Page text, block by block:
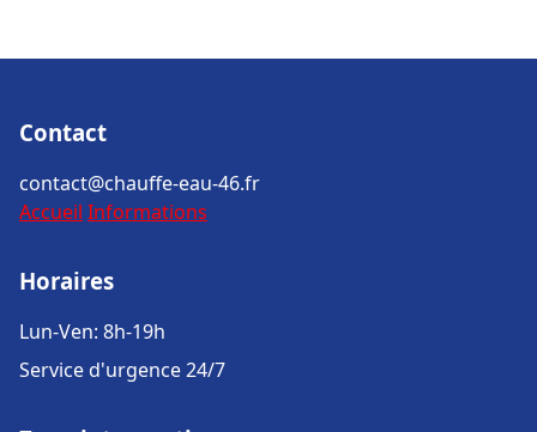
Contact
contact@chauffe-eau-46.fr
Accueil Informations
Horaires
Lun-Ven: 8h-19h
Service d'urgence 24/7